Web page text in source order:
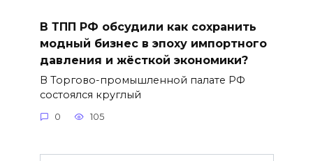
В ТПП РФ обсудили как сохранить
модный бизнес в эпоху импортного
давления и жёсткой экономики?
В Торгово-промышленной палате РФ
состоялся круглый
0 105